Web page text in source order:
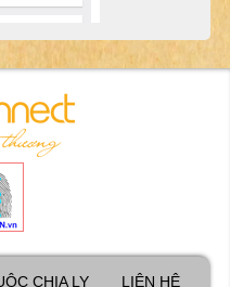
CHIA LY LIÊN HỆ